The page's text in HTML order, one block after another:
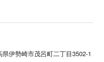
県伊勢崎市茂呂町二丁目3502-1